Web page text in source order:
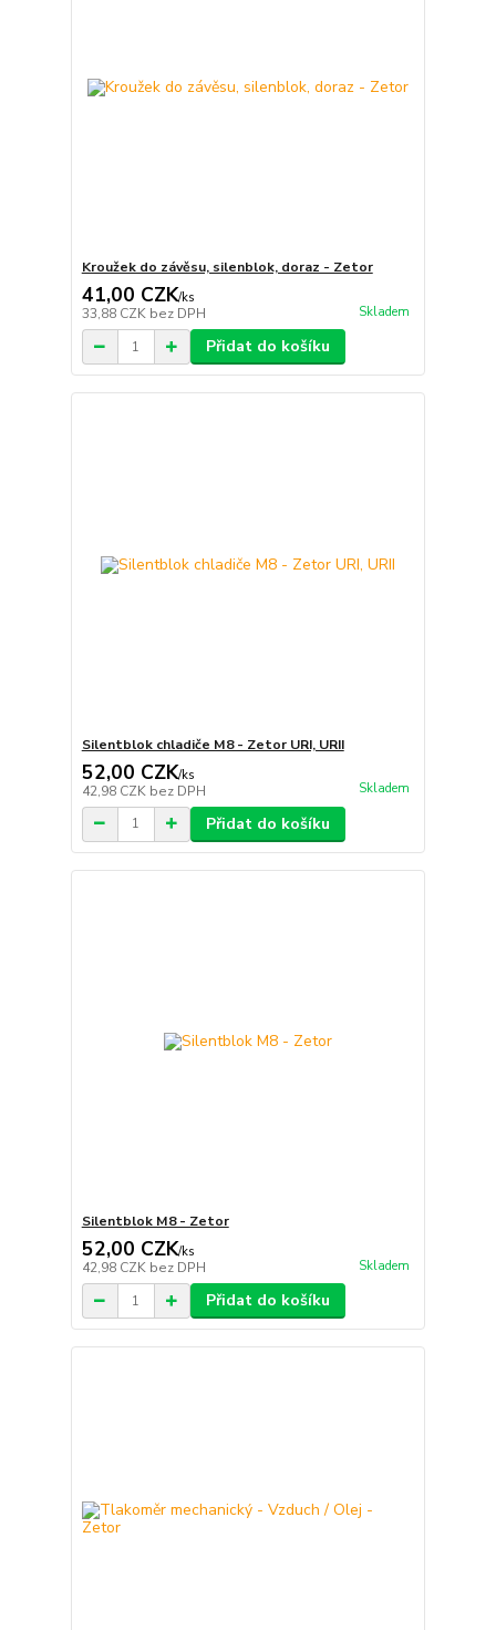
Kroužek do závěsu, silenblok, doraz - Zetor
41,00 CZK/ks
33,88 CZK bez DPH Skladem
Přidat do košíku
Silentblok chladiče M8 - Zetor URI, URII
52,00 CZK/ks
42,98 CZK bez DPH Skladem
Přidat do košíku
Silentblok M8 - Zetor
52,00 CZK/ks
42,98 CZK bez DPH Skladem
Přidat do košíku